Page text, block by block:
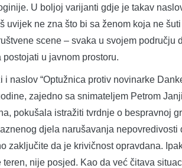
U boljoj varijanti gdje je takav
uvijek ne zna što bi sa ženom koja ne
scene – svaka u svojem
u javnom prostoru.
i naslov “Optužnica protiv novinarke
zajedno sa snimateljem Petrom
pokušala istražiti tvrdnje o bespravnoj
djela narušavanja nepovredivosti
zaključite da je krivičnost opravdana.
nije posjed. Kao da već čitava